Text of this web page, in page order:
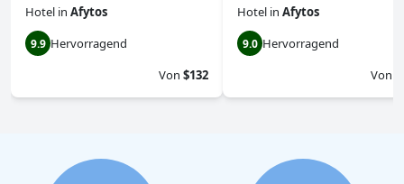
Hotel in Afytos
9.9 Hervorragend
Von $132
Hotel in Afytos
9.0 Hervorragend
Von